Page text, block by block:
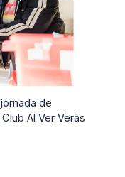
de
Al Ver Verás